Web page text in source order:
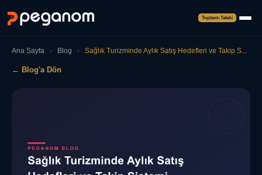
Toplantı Talebi
Ana Sayfa › Blog › Sağlık Turizminde Aylık Satış Hedefleri ve Takip S...
← Blog'a Dön